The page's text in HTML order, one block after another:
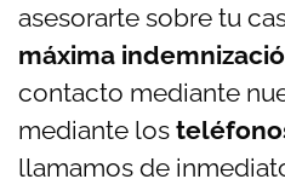
asesorarte sobre tu
máxima
contacto mediante
mediante los
llamamos de